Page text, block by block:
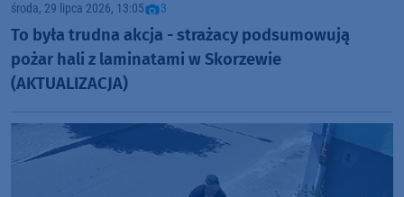
środa, 29 lipca 2026, 13:05 3
To była trudna akcja - strażacy podsumowują
pożar hali z laminatami w Skorzewie
(AKTUALIZACJA)